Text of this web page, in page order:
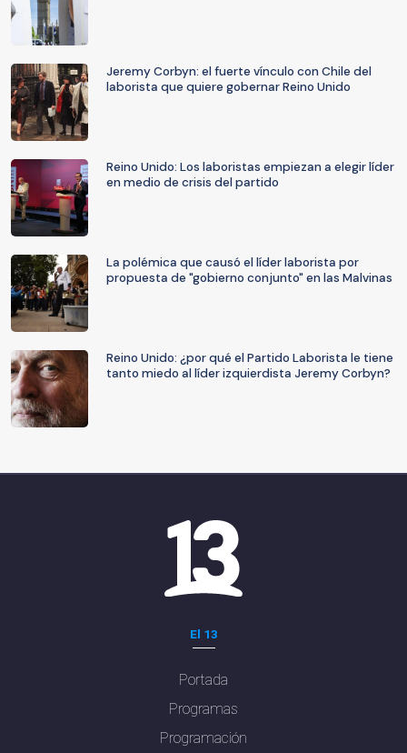
Jeremy Corbyn: el fuerte vínculo con Chile del
laborista que quiere gobernar Reino Unido
Reino Unido: Los laboristas empiezan a elegir líder
en medio de crisis del partido
La polémica que causó el líder laborista por
propuesta de "gobierno conjunto" en las Malvinas
Reino Unido: ¿por qué el Partido Laborista le tiene
tanto miedo al líder izquierdista Jeremy Corbyn?
El 13
Portada
Programas
Programación